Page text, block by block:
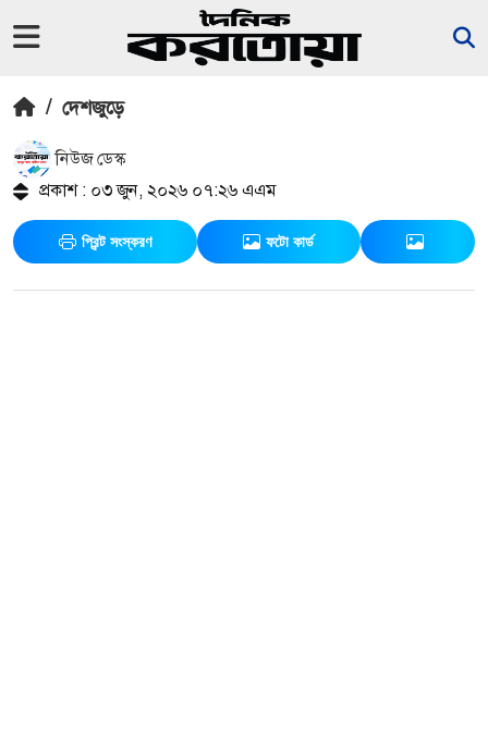
/ দেশজুড়ে
নিউজ ডেস্ক
প্রকাশ : ০৩ জুন, ২০২৬ ০৭:২৬ এএম
প্রিন্ট সংস্করণ ফটো কার্ড